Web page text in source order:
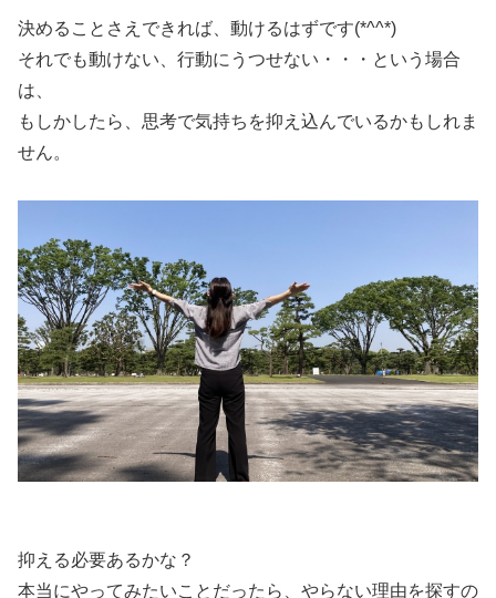
決めることさえできれば、動けるはずです(*^^*)
それでも動けない、行動にうつせない・・・という場合
は、
もしかしたら、思考で気持ちを抑え込んでいるかもしれま
せん。
抑える必要あるかな？
本当にやってみたいことだったら、やらない理由を探すの